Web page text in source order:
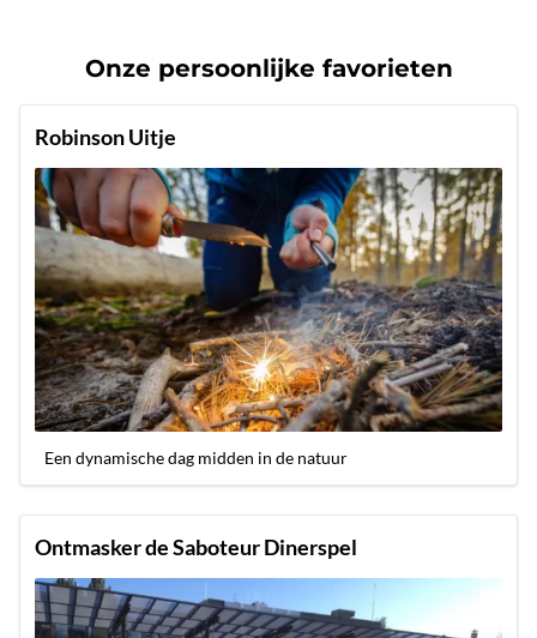
Onze persoonlijke favorieten
Robinson Uitje
Een dynamische dag midden in de natuur
Ontmasker de Saboteur Dinerspel